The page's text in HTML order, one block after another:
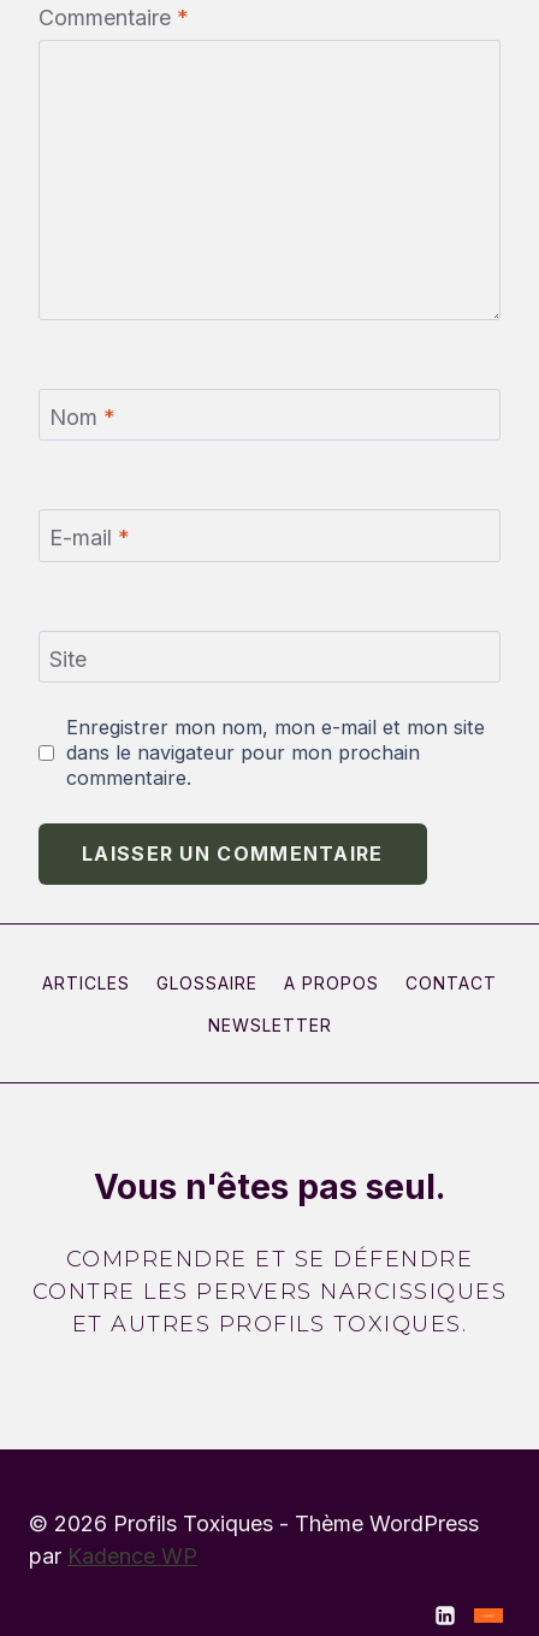
Commentaire *
Nom *
E-mail *
Site
Enregistrer mon nom, mon e-mail et mon site
dans le navigateur pour mon prochain
commentaire.
ARTICLES GLOSSAIRE A PROPOS CONTACT
NEWSLETTER
Vous n'êtes pas seul.
COMPRENDRE ET SE DÉFENDRE
CONTRE LES PERVERS NARCISSIQUES
ET AUTRES PROFILS TOXIQUES.
© 2026 Profils Toxiques - Thème WordPress
par Kadence WP